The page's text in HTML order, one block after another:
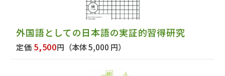
外国語としての日本語の実証的習得研究
定価 5,500円 （本体 5,000 円）